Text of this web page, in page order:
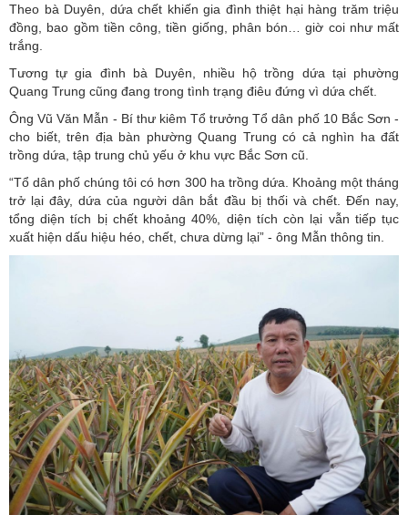
Theo bà Duyên, dứa chết khiến gia đình thiệt hại hàng trăm triệu
đồng, bao gồm tiền công, tiền giống, phân bón… giờ coi như mất
trắng.
Tương tự gia đình bà Duyên, nhiều hộ trồng dứa tại phường
Quang Trung cũng đang trong tình trạng điêu đứng vì dứa chết.
Ông Vũ Văn Mẫn - Bí thư kiêm Tổ trưởng Tổ dân phố 10 Bắc Sơn -
cho biết, trên địa bàn phường Quang Trung có cả nghìn ha đất
trồng dứa, tập trung chủ yếu ở khu vực Bắc Sơn cũ.
“Tổ dân phố chúng tôi có hơn 300 ha trồng dứa. Khoảng một tháng
trở lại đây, dứa của người dân bắt đầu bị thối và chết. Đến nay,
tổng diện tích bị chết khoảng 40%, diện tích còn lại vẫn tiếp tục
xuất hiện dấu hiệu héo, chết, chưa dừng lại” - ông Mẫn thông tin.